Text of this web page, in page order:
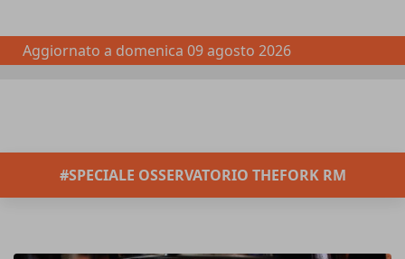
Aggiornato a domenica 09 agosto 2026
#SPECIALE OSSERVATORIO THEFORK RM